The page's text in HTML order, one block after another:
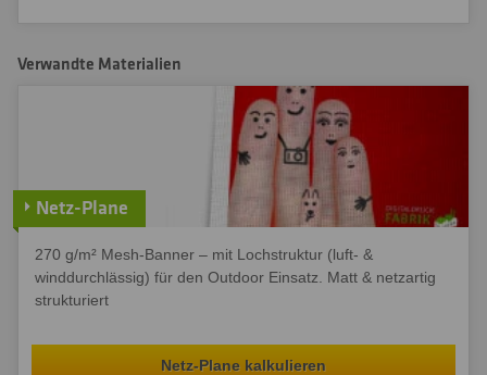
Verwandte Materialien
Netz-Plane
270 g/m² Mesh-Banner – mit Lochstruktur (luft- &
winddurchlässig) für den Outdoor Einsatz. Matt & netzartig
strukturiert
Netz-Plane kalkulieren